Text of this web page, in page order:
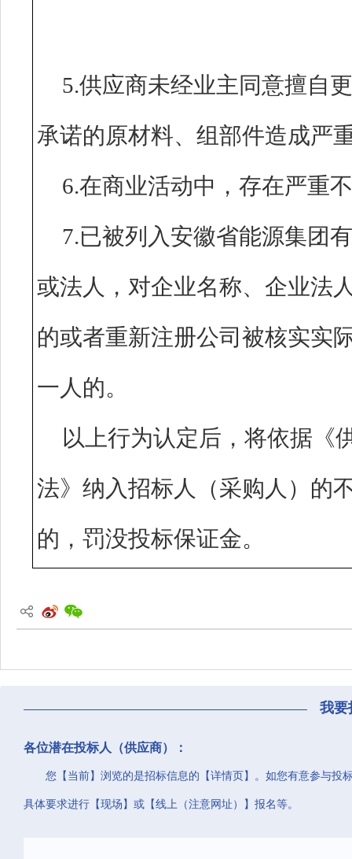
5.供应商未经业主同意擅自
承诺的原材料、组部件造
6.在商业活动中，存在
7.已被列入安徽省能源集团
或法人，对企业名称、企业法
的或者重新注册公司被核实实
一人的。
以上行为认定后，将依据《
法》纳入招标人（采购人）的
的，罚没投标保证金。
我要
各位潜在投标人（供应商）：
您【当前】浏览的是招标信息的【详情页】。如您有意参与投
具体要求进行【现场】或【线上（注意网址）】报名等。